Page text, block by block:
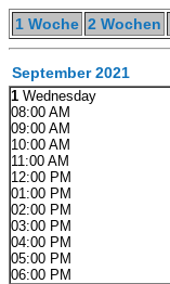
1 Woche 2 Wochen
September 2021
1 Wednesday
08:00 AM
09:00 AM
10:00 AM
11:00 AM
12:00 PM
01:00 PM
02:00 PM
03:00 PM
04:00 PM
05:00 PM
06:00 PM